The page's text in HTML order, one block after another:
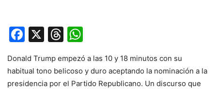
Facebook
X Threads
Donald Trump empezó a las 10 y 18 minutos con su
habitual tono belicoso y duro aceptando la nominación a la
presidencia por el Partido Republicano. Un discurso que